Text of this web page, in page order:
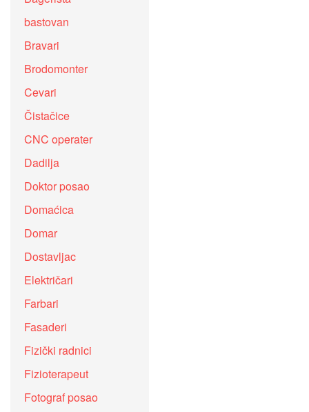
bastovan
Bravari
Brodomonter
Cevari
Čistačice
CNC operater
Dadilja
Doktor posao
Domaćica
Domar
Dostavljac
Električari
Farbari
Fasaderi
Fizički radnici
Fizioterapeut
Fotograf posao